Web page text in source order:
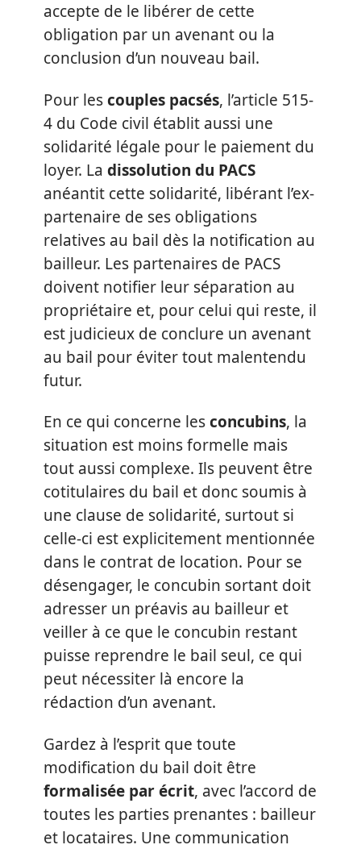
accepte de le libérer de cette
obligation par un avenant ou la
conclusion d’un nouveau bail.
Pour lescouples pacsés, l’article 515-
4 du Code civil établit aussi une
solidarité légale pour le paiement du
loyer. La dissolution du PACS
anéantit cette solidarité, libérant l’ex-
partenaire de ses obligations
relatives au bail dès la notification au
bailleur. Les partenaires de PACS
doivent notifier leur séparation au
propriétaire et, pour celui qui reste, il
est judicieux de conclure un avenant
au bail pour éviter tout malentendu
futur.
En ce qui concerne lesconcubins, la
situation est moins formelle mais
tout aussi complexe. Ils peuvent être
cotitulaires du bail et donc soumis à
une clause de solidarité, surtout si
celle-ci est explicitement mentionnée
dans le contrat de location. Pour se
désengager, le concubin sortant doit
adresser un préavis au bailleur et
veiller à ce que le concubin restant
puisse reprendre le bail seul, ce qui
peut nécessiter là encore la
rédaction d’un avenant.
Gardez à l’esprit que toute
modification du bail doit être
formalisée par écrit, avec l’accord de
toutes les parties prenantes : bailleur
et locataires. Une communication